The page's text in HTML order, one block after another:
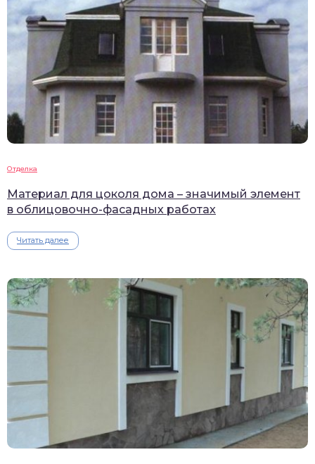
Отделка
Материал для цоколя дома – значимый элемент
в облицовочно-фасадных работах
Читать далее